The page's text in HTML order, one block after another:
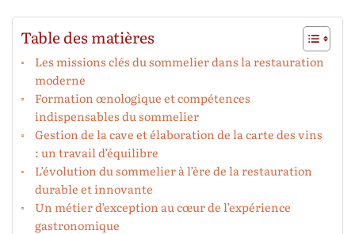
Table des matières
Les missions clés du sommelier dans la restauration
moderne
Formation œnologique et compétences
indispensables du sommelier
Gestion de la cave et élaboration de la carte des vins
: un travail d’équilibre
L’évolution du sommelier à l’ère de la restauration
durable et innovante
Un métier d’exception au cœur de l’expérience
gastronomique